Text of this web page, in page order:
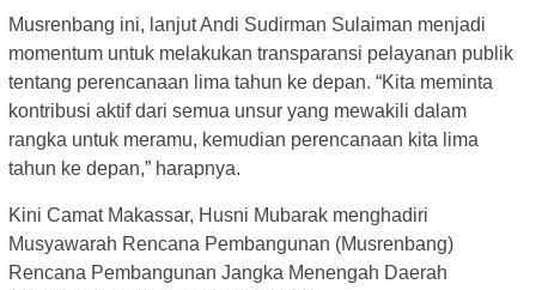
Musrenbang ini, lanjut Andi Sudirman Sulaiman menjadi
momentum untuk melakukan transparansi pelayanan publik
tentang perencanaan lima tahun ke depan. “Kita meminta
kontribusi aktif dari semua unsur yang mewakili dalam
rangka untuk meramu, kemudian perencanaan kita lima
tahun ke depan,” harapnya.
Kini Camat Makassar, Husni Mubarak menghadiri
Musyawarah Rencana Pembangunan (Musrenbang)
Rencana Pembangunan Jangka Menengah Daerah